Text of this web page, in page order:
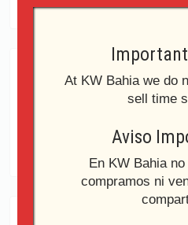
TipologieAt KW Bahia we do
sell time
Aviso
En KW Bahia
compramos ni